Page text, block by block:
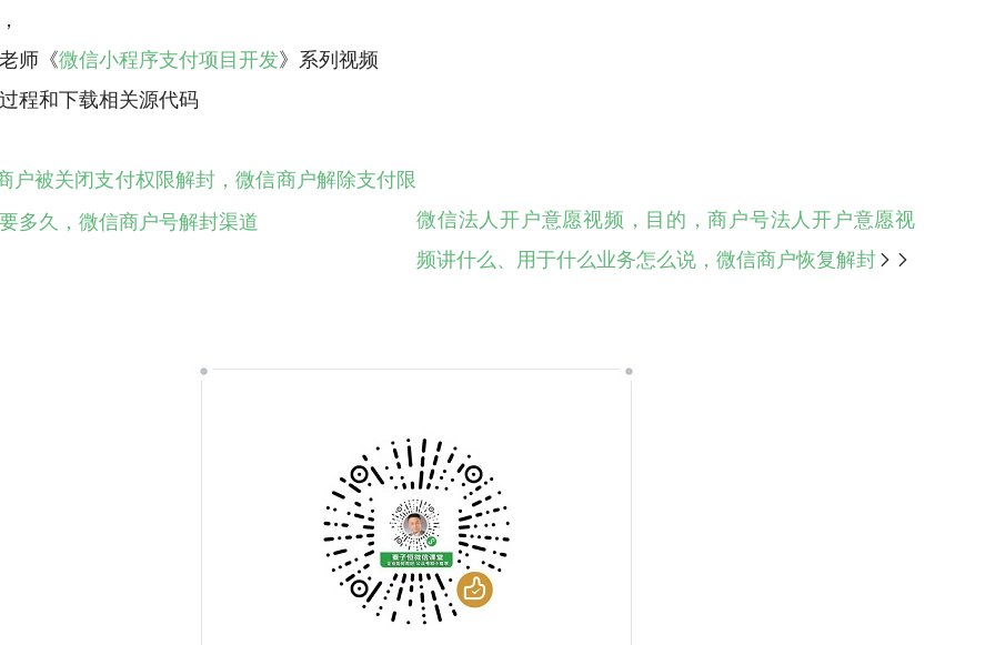
师《微信小程序支付项目开发》系列视频
户被关闭支付权限解封，微信商户解除支付限
多久，微信商户号解封渠道
微信法人开户意愿视频，目的，商户号法人开户意愿视
频讲什么、用于什么业务怎么说，微信商户恢复解封 